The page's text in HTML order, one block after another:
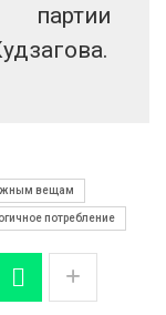
вещам
потребление